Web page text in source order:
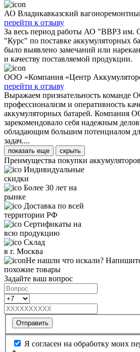
АО Владикавказский
перейти к отзыву
За весь период работы АО "ВВРЗ
"Курс" по поставке аккумуляторных
было выявлено замечаний или
и качеству поставляемой продукции.
ООО «Компания «Центр
перейти к отзыву
Выражаем признательность команде
профессионализм и оперативность
аккумуляторных батарей. Компания
зарекомендовало себя надежным
обладающим большим потенциалом
задач....
показать еще скрыть
Преимущества покупки
Индивидуальные
скидки
Более 30 лет на
рынке
Доставка по всей
территории РФ
Сертификаты на
всю продукцию
Склад
в г. Москва
Не нашли что искали?
похожие товары
Задайте ваш вопрос
Отправить
Я согласен на обработку моих персональных данных